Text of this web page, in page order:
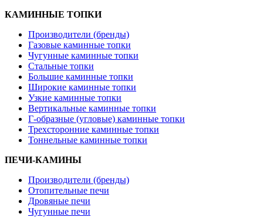
КАМИННЫЕ ТОПКИ
Производители (бренды)
Газовые каминные топки
Чугунные каминные топки
Стальные топки
Большие каминные топки
Широкие каминные топки
Узкие каминные топки
Вертикальные каминные топки
Г-образные (угловые) каминные топки
Трехсторонние каминные топки
Тоннельные каминные топки
ПЕЧИ-КАМИНЫ
Производители (бренды)
Отопительные печи
Дровяные печи
Чугунные печи